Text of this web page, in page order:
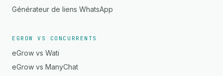
Générateur de liens WhatsApp
EGROW VS CONCURRENTS
eGrow vs Wati
eGrow vs ManyChat